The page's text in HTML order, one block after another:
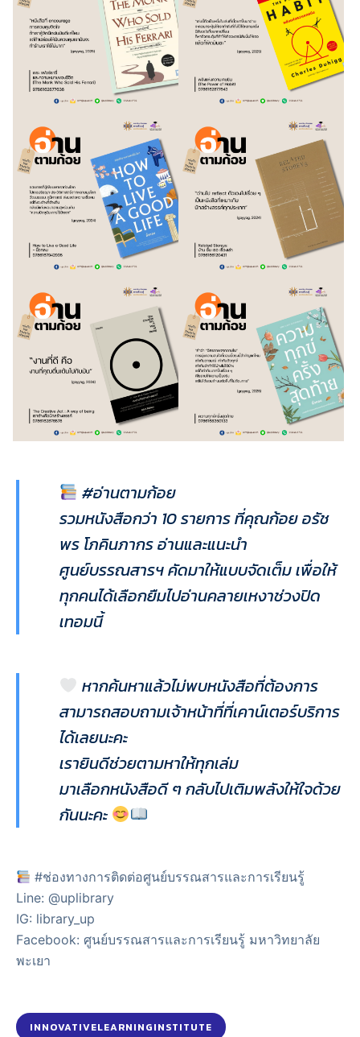
#อ่านตามก้อย
รวมหนังสือกว่า 10 รายการ ที่คุณก้อย อรัช
พร โภคินภากร อ่านและแนะนำ
ศูนย์บรรณสารฯ คัดมาให้แบบจัดเต็ม เพื่อให้
ทุกคนได้เลือกยืมไปอ่านคลายเหงาช่วงปิด
เทอมนี้
หากค้นหาแล้วไม่พบหนังสือที่ต้องการ
สามารถสอบถามเจ้าหน้าที่ที่เคาน์เตอร์บริการ
ได้เลยนะคะ
เรายินดีช่วยตามหาให้ทุกเล่ม
มาเลือกหนังสือดี ๆ กลับไปเติมพลังให้ใจด้วย
กันนะคะ
#ช่องทางการติดต่อศูนย์บรรณสารและการเรียนรู้
Line: @uplibrary
IG: library_up
Facebook: ศูนย์บรรณสารและการเรียนรู้ มหาวิทยาลัย
พะเยา
INNOVATIVELEARNINGINSTITUTE